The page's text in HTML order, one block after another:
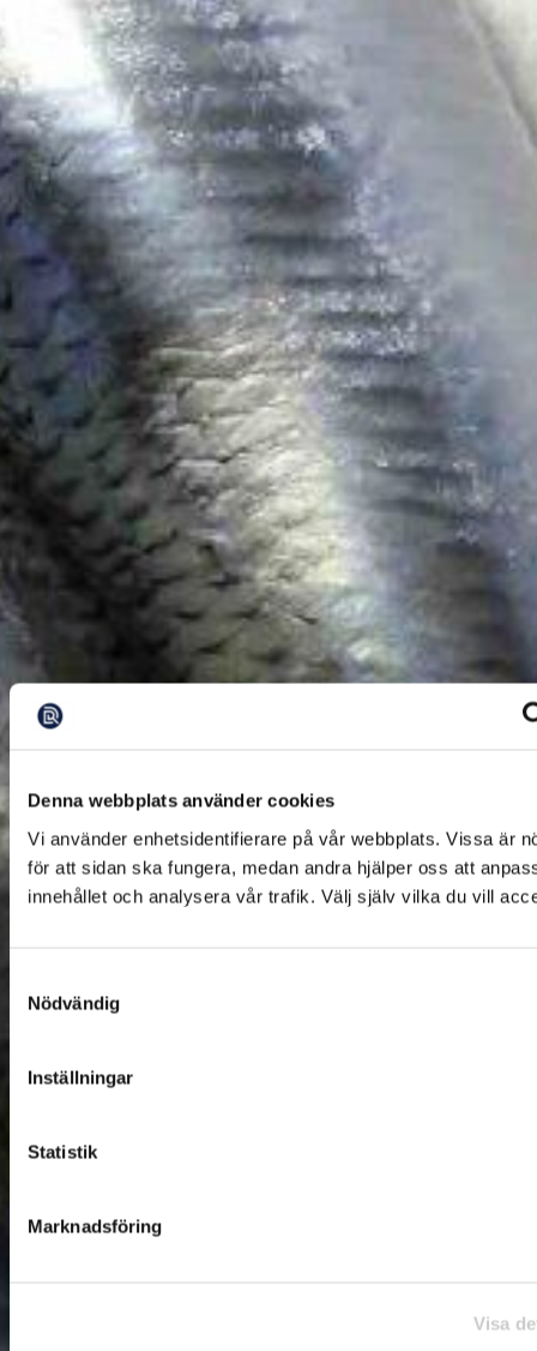
Denna webbplats använder cookies
Vi använder enhetsidentifierare på vår webbplats. Vissa är
för att sidan ska fungera, medan andra hjälper oss att
innehållet och analysera vår trafik. Välj själv vilka du vill
Nödvändig
Inställningar
Statistik
Marknadsföring
Visa